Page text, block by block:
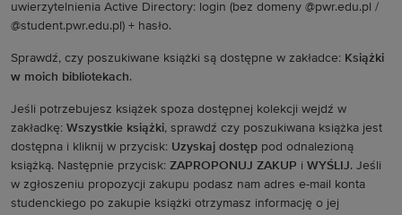
uwierzytelnienia Active Directory: login (bez domeny @pwr.edu.pl /
@student.pwr.edu.pl) + hasło.
Sprawdź, czy poszukiwane książki są dostępne w zakładce: Książki
w moich bibliotekach.
Jeśli potrzebujesz książek spoza dostępnej kolekcji wejdź w
zakładkę: Wszystkie książki, sprawdź czy poszukiwana książka jest
dostępna i kliknij w przycisk: Uzyskaj dostęp pod odnalezioną
książką. Następnie przycisk: ZAPROPONUJ ZAKUP i WYŚLIJ. Jeśli
w zgłoszeniu propozycji zakupu podasz nam adres e-mail konta
studenckiego po zakupie książki otrzymasz informację o jej